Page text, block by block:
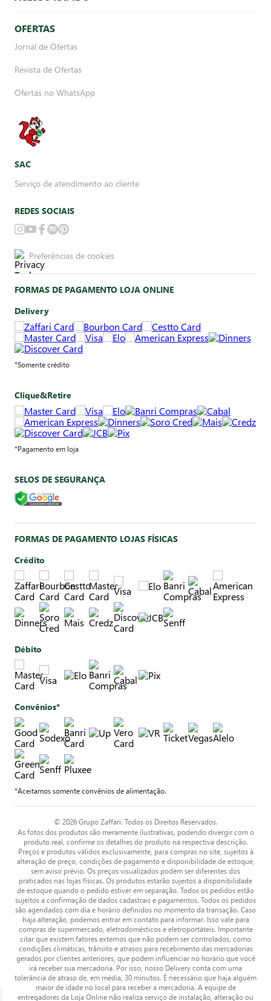
OFERTAS
Jornal de Ofertas
Revista de Ofertas
Ofertas no WhatsApp
SAC
Serviço de atendimento ao cliente
REDES SOCIAIS
Preferências de cookies
FORMAS DE PAGAMENTO LOJA ONLINE
Delivery
*Somente crédito
Clique&Retire
*Pagamento em loja
SELOS DE SEGURANÇA
FORMAS DE PAGAMENTO LOJAS FÍSICAS
Crédito
Débito
Convênios*
*Aceitamos somente convênios de alimentação.
© 2026 Grupo Zaffari. Todos os Direitos Reservados.
As fotos dos produtos são meramente ilustrativas, podendo divergir com o
produto real, confirme os detalhes do produto na respectiva descrição.
Preços e produtos válidos exclusivamente, para compras no site, sujeitos à
alteração de preço, condições de pagamento e disponibilidade de estoque,
sem aviso prévio. Os preços visualizados podem ser diferentes dos
praticados nas lojas físicas. Os produtos estarão sujeitos a disponibilidade
de estoque quando o pedido estiver em separação. Todos os pedidos estão
sujeitos a confirmação de dados cadastrais e pagamentos. Todos os pedidos
são agendados com dia e horário definidos no momento da transação. Caso
haja alteração, podemos entrar em contato para informar. Isso vale para
compras de supermercado, eletrodomésticos e eletroportáteis. Importante
citar que existem fatores externos que não podem ser controlados, como
condições climáticas, trânsito e atrasos para recebimento das mercadorias
gerados por clientes anteriores, que podem influenciar no horário que você
irá receber sua mercadoria. Por isso, nosso Delivery conta com uma
tolerância de atraso de, em média, 30 minutos. É necessário que haja alguém
maior de idade no local para receber a mercadoria. A equipe de
entregadores da Loja Online não realiza serviço de instalação, alteração ou